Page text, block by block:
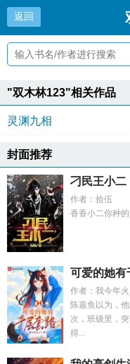
返回
"双木林123"相关作品
灵渊九相
封面推荐
刁民王小二
作者：拾伍
香香小二你种
可爱的她有
作者：我今年火
陈嘉鱼以为，
次，班级里，
得...